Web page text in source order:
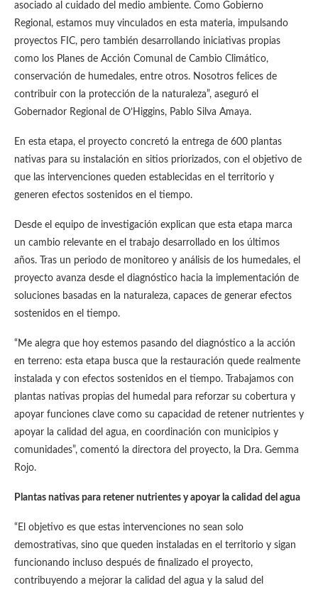
asociado al cuidado del medio ambiente. Como Gobierno
Regional, estamos muy vinculados en esta materia, impulsando
proyectos FIC, pero también desarrollando iniciativas propias
como los Planes de Acción Comunal de Cambio Climático,
conservación de humedales, entre otros. Nosotros felices de
contribuir con la protección de la naturaleza”, aseguró el
Gobernador Regional de O’Higgins, Pablo Silva Amaya.
En esta etapa, el proyecto concretó la entrega de 600 plantas
nativas para su instalación en sitios priorizados, con el objetivo de
que las intervenciones queden establecidas en el territorio y
generen efectos sostenidos en el tiempo.
Desde el equipo de investigación explican que esta etapa marca
un cambio relevante en el trabajo desarrollado en los últimos
años. Tras un periodo de monitoreo y análisis de los humedales, el
proyecto avanza desde el diagnóstico hacia la implementación de
soluciones basadas en la naturaleza, capaces de generar efectos
sostenidos en el tiempo.
“Me alegra que hoy estemos pasando del diagnóstico a la acción
en terreno: esta etapa busca que la restauración quede realmente
instalada y con efectos sostenidos en el tiempo. Trabajamos con
plantas nativas propias del humedal para reforzar su cobertura y
apoyar funciones clave como su capacidad de retener nutrientes y
apoyar la calidad del agua, en coordinación con municipios y
comunidades”, comentó la directora del proyecto, la Dra. Gemma
Rojo.
Plantas nativas para retener nutrientes y apoyar la calidad del agua
“El objetivo es que estas intervenciones no sean solo
demostrativas, sino que queden instaladas en el territorio y sigan
funcionando incluso después de finalizado el proyecto,
contribuyendo a mejorar la calidad del agua y la salud del